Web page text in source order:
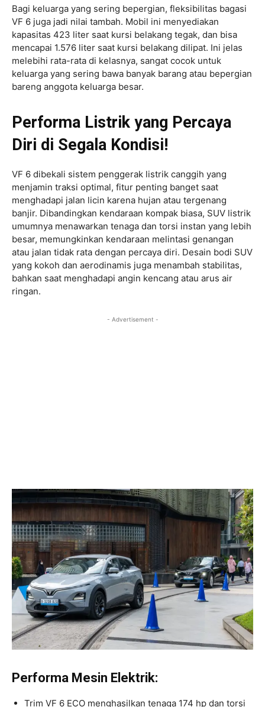
Bagi keluarga yang sering bepergian, fleksibilitas bagasi
VF 6 juga jadi nilai tambah. Mobil ini menyediakan
kapasitas 423 liter saat kursi belakang tegak, dan bisa
mencapai 1.576 liter saat kursi belakang dilipat. Ini jelas
melebihi rata-rata di kelasnya, sangat cocok untuk
keluarga yang sering bawa banyak barang atau bepergian
bareng anggota keluarga besar.
Performa Listrik yang Percaya
Diri di Segala Kondisi!
VF 6 dibekali sistem penggerak listrik canggih yang
menjamin traksi optimal, fitur penting banget saat
menghadapi jalan licin karena hujan atau tergenang
banjir. Dibandingkan kendaraan kompak biasa, SUV listrik
umumnya menawarkan tenaga dan torsi instan yang lebih
besar, memungkinkan kendaraan melintasi genangan
atau jalan tidak rata dengan percaya diri. Desain bodi SUV
yang kokoh dan aerodinamis juga menambah stabilitas,
bahkan saat menghadapi angin kencang atau arus air
ringan.
- Advertisement -
Performa Mesin Elektrik:
Trim VF 6 ECO menghasilkan tenaga 174 hp dan torsi